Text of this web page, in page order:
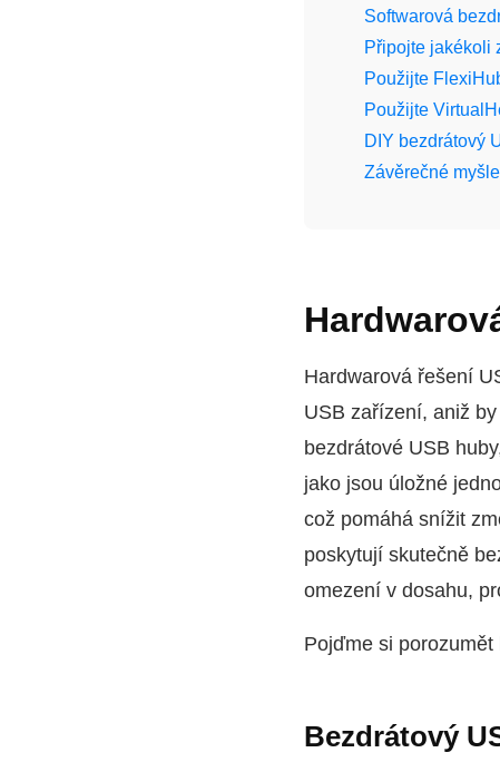
Softwarová
Připojte jakékoli
Použijte
Použijte
DIY bezdrátový
Závěrečné
Hardwarová řešení
USB zařízení, aniž
bezdrátové USB
jako jsou úložné
což pomáhá snížit
poskytují skutečně
omezení v dosahu,
Pojďme si porozumět
Bezdrátový